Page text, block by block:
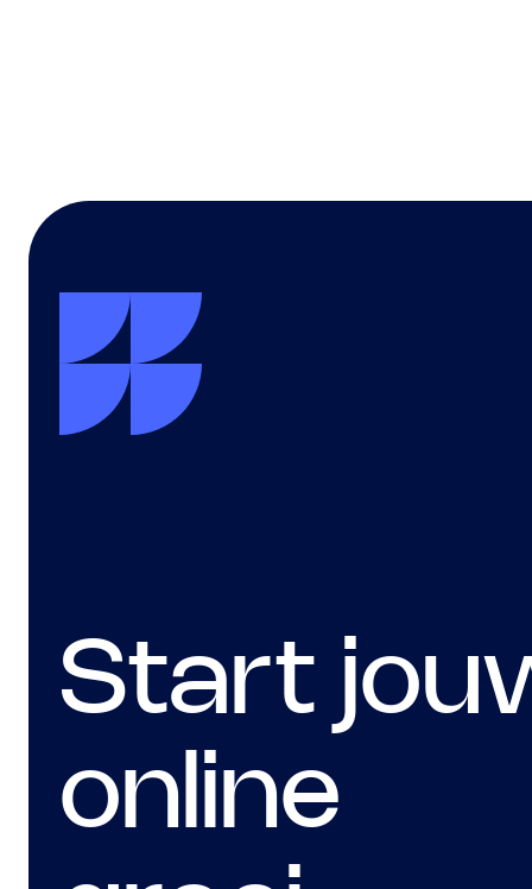
Start
online